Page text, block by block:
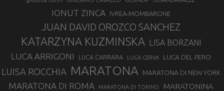
IONUT ZINCA IVREA-MOMBARONE
JUAN DAVID OROZCO SANCHEZ
KATARZYNA KUZMINSKA LISA BORZANI
LUCA ARRIGONI LUCA CARRARA LUCA CERVA LUCA DEL PERO
LUISA ROCCHIA MARATONA MARATONA DI NEW YORK
MARATONA DI ROMA MARATONA DI TORINO MARATONINA